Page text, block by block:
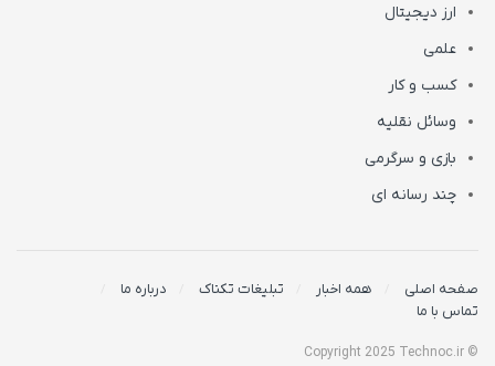
ارز دیجیتال
علمی
کسب و کار
وسائل نقلیه
بازی و سرگرمی
چند رسانه ای
صفحه اصلی همه اخبار تبلیغات تکناک
درباره ما
تماس با ما
© Copyright 2025 Technoc.ir